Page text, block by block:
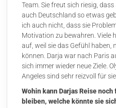
Team. Sie freut sich riesig,
auch Deutschland so etwas
ich auch nicht, dass sie
Motivation zu bewahren. Viele
auf, weil sie das Gefühl haben,
können. Darja war nach Paris
sich immer wieder neue Ziele.
Angeles sind sehr reizvoll für
Wohin kann Darjas Reise
bleiben, welche könnte sie